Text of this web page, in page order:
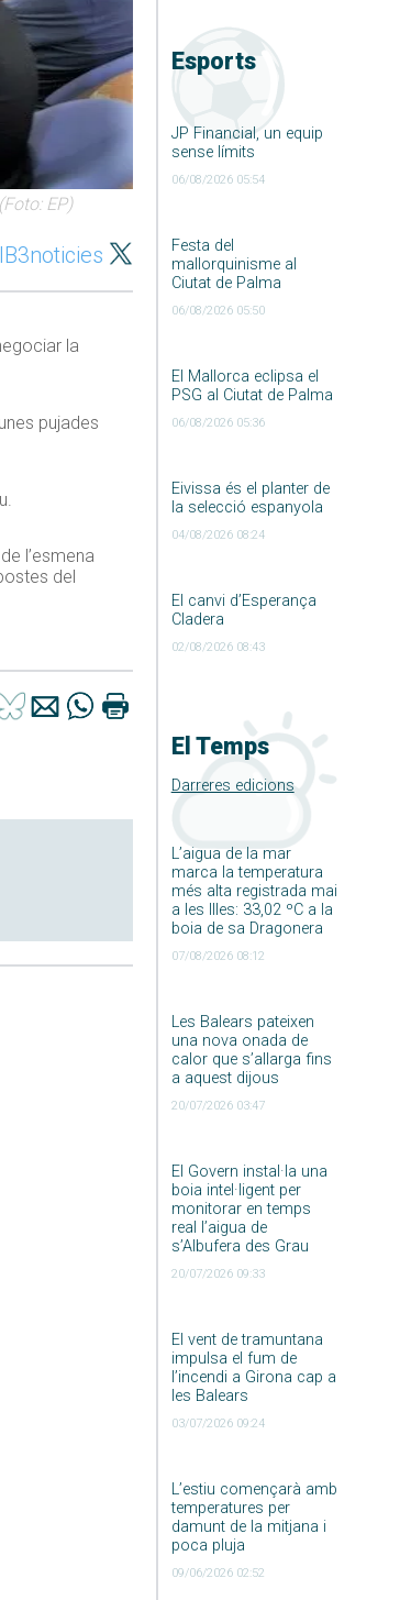
Esports
JP Financial, un equip
sense límits
06/08/2026 05:54
Festa del
mallorquinisme al
Ciutat de Palma
06/08/2026 05:50
El Mallorca eclipsa el
PSG al Ciutat de Palma
06/08/2026 05:36
Eivissa és el planter de
la selecció espanyola
04/08/2026 08:24
El canvi d’Esperança
Cladera
02/08/2026 08:43
El Temps
Darreres edicions
L’aigua de la mar
marca la temperatura
més alta registrada mai
a les Illes: 33,02 ºC a la
boia de sa Dragonera
07/08/2026 08:12
Les Balears pateixen
una nova onada de
calor que s’allarga fins
a aquest dijous
20/07/2026 03:47
El Govern instal·la una
boia intel·ligent per
monitorar en temps
real l’aigua de
s’Albufera des Grau
20/07/2026 09:33
El vent de tramuntana
impulsa el fum de
l’incendi a Girona cap a
les Balears
03/07/2026 09:24
L’estiu començarà amb
temperatures per
damunt de la mitjana i
poca pluja
09/06/2026 02:52
EP)
la
pujades
l’esmena
del